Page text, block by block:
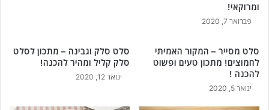
ומרוקאי!
פברואר 7, 2020
סלט מסייר – המקור האמיתי
לחמוצים! מתכון טעים ופשוט
להכנה !
ינואר 5, 2020
סלט סלק וגבינה – מתכון לסלט
סלק קליל ומהיר להכנה!
ינואר 12, 2020